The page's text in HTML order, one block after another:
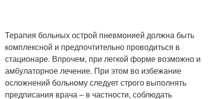
Терапия больных острой пневмонией должна быть
комплексной и предпочтительно проводиться в
стационаре. Впрочем, при легкой форме возможно и
амбулаторное лечение. При этом во избежание
осложнений больному следует строго выполнять
предписания врача – в частности, соблюдать